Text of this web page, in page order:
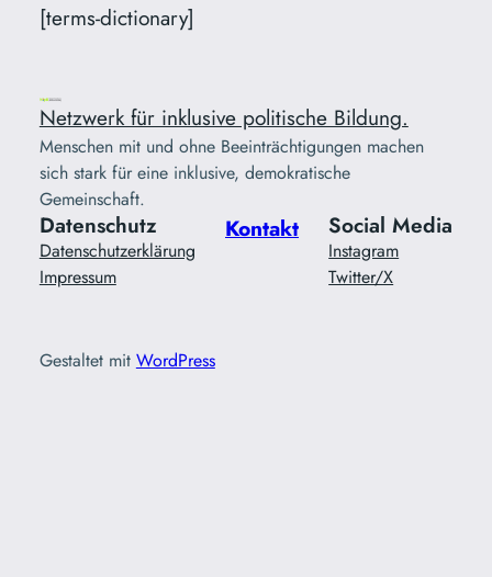
[terms-dictionary]
Netzwerk für inklusive politische Bildung.
Menschen mit und ohne Beeinträchtigungen machen
sich stark für eine inklusive, demokratische
Gemeinschaft.
Datenschutz
Datenschutzerklärung
Impressum
Kontakt Social Media
Instagram
Twitter/X
Gestaltet mit WordPress